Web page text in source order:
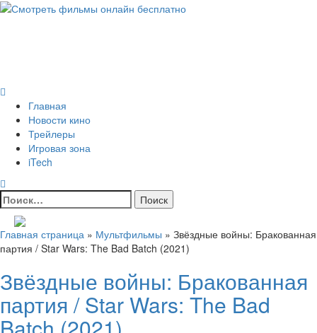
Skip
MenuГлавная
Новости кино
Трейлеры
Игровая зона
iTech
Найти:
Главная страница » Мультфильмы » Звёздные войны: Бракованная
партия / Star Wars: The Bad Batch (2021)
Звёздные войны: Бракованная
партия / Star Wars: The Bad